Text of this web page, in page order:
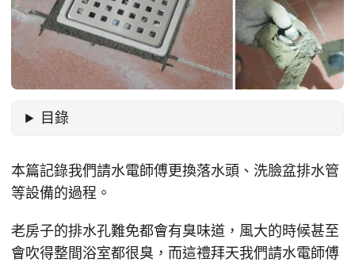
目錄
本篇記錄我們請水電師傅更換落水頭、洗臉盆排水管
等設備的過程。
老房子的排水孔難免都會有臭味道，風大的時候甚至
會吹得整間浴室都很臭，而這禮拜天我們請水電師傅